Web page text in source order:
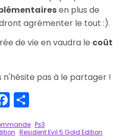
en plus de
agrémenter le tout :).
de vie en vaudra le coût
n'hésite pas à le partager !
Facebook
Ps3
Resident Evil 5 Gold Edition